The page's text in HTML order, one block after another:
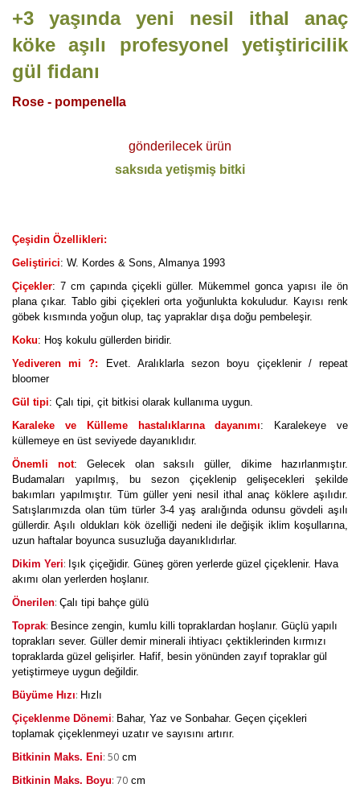
+3 yaşında yeni nesil ithal anaç
köke aşılı profesyonel yetiştiricilik
gül fidanı
Rose - pompenella
gönderilecek ürün
saksıda yetişmiş bitki
Çeşidin Özellikleri:
Geliştirici: W. Kordes & Sons, Almanya 1993
Çiçekler: 7 cm çapında çiçekli güller. Mükemmel gonca yapısı ile ön
plana çıkar. Tablo gibi çiçekleri orta yoğunlukta kokuludur. Kayısı renk
göbek kısmında yoğun olup, taç yapraklar dışa doğu pembeleşir.
Koku: Hoş kokulu güllerden biridir.
Yediveren mi ?:
Evet. Aralıklarla sezon boyu çiçeklenir / repeat
bloomer
Gül tipi: Çalı tipi, çit bitkisi olarak kullanıma uygun.
Karaleke ve Külleme hastalıklarına dayanımı: Karalekeye ve
küllemeye en üst seviyede dayanıklıdır.
Önemli not: Gelecek olan saksılı güller, dikime hazırlanmıştır.
Budamaları yapılmış, bu sezon çiçeklenip gelişecekleri şekilde
bakımları yapılmıştır. Tüm güller yeni nesil ithal anaç köklere aşılıdır.
Satışlarımızda olan tüm türler 3-4 yaş aralığında odunsu gövdeli aşılı
güllerdir. Aşılı oldukları kök özelliği nedeni ile değişik iklim koşullarına,
uzun haftalar boyunca susuzluğa dayanıklıdırlar.
Dikim Yeri: Işık çiçeğidir. Güneş gören yerlerde güzel çiçeklenir. Hava
akımı olan yerlerden hoşlanır.
Önerilen: Çalı tipi bahçe gülü
Toprak: Besince zengin, kumlu killi topraklardan hoşlanır. Güçlü yapılı
toprakları sever. Güller demir minerali ihtiyacı çektiklerinden kırmızı
topraklarda güzel gelişirler. Hafif, besin yönünden zayıf topraklar gül
yetiştirmeye uygun değildir.
Büyüme Hızı: Hızlı
Çiçeklenme Dönemi: Bahar, Yaz ve Sonbahar. Geçen çiçekleri
toplamak çiçeklenmeyi uzatır ve sayısını artırır.
Bitkinin Maks. Eni: 50 cm
Bitkinin Maks. Boyu: 70 cm